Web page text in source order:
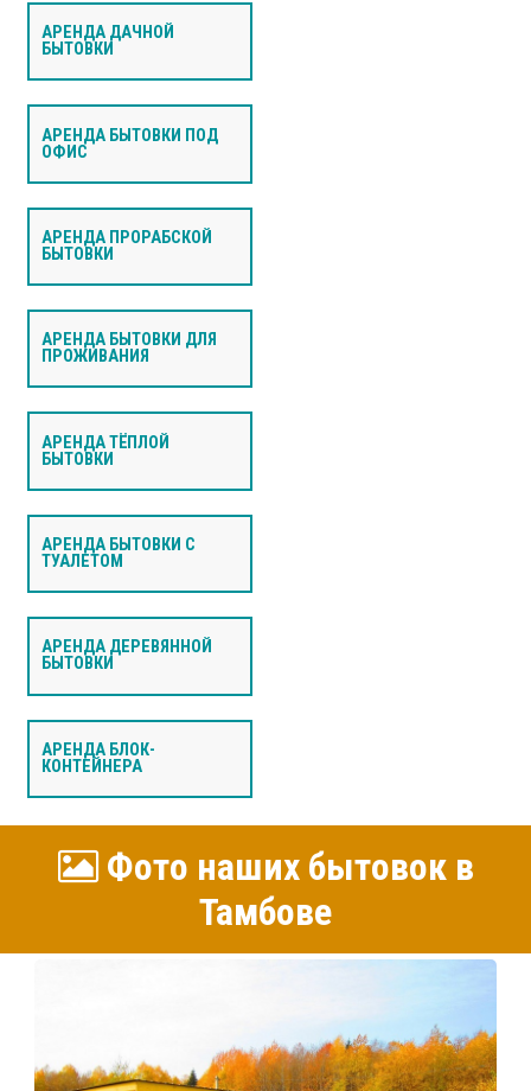
АРЕНДА ДАЧНОЙ
БЫТОВКИ
АРЕНДА БЫТОВКИ ПОД
ОФИС
АРЕНДА ПРОРАБСКОЙ
БЫТОВКИ
АРЕНДА БЫТОВКИ ДЛЯ
ПРОЖИВАНИЯ
АРЕНДА ТЁПЛОЙ
БЫТОВКИ
АРЕНДА БЫТОВКИ С
ТУАЛЕТОМ
АРЕНДА ДЕРЕВЯННОЙ
БЫТОВКИ
АРЕНДА БЛОК-
КОНТЕЙНЕРА
Фото наших бытовок в
Тамбове